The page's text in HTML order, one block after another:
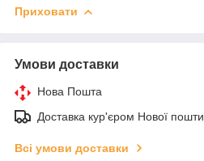
Приховати
Умови доставки
Нова Пошта
Доставка кур'єром Нової пошти
Всі умови доставки